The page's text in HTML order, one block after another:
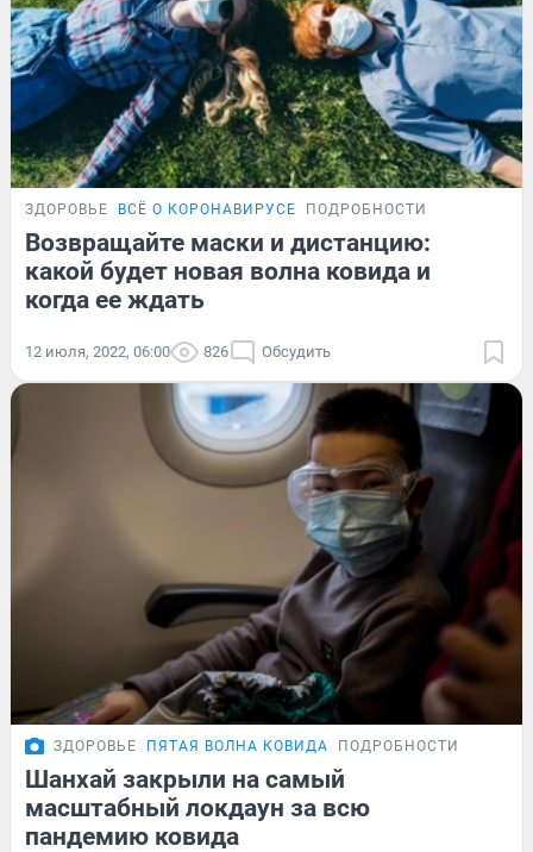
ЗДОРОВЬЕ ВСЁ О КОРОНАВИРУСЕ ПОДРОБНОСТИ
Возвращайте маски и дистанцию:
какой будет новая волна ковида и
когда ее ждать
12 июля, 2022, 06:00 826 Обсудить
ЗДОРОВЬЕ ПЯТАЯ ВОЛНА КОВИДА ПОДРОБНОСТИ
Шанхай закрыли на самый
масштабный локдаун за всю
пандемию ковида